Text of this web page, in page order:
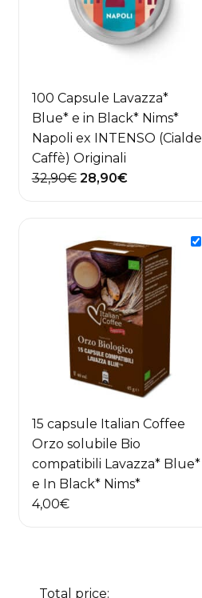
100 Capsule Lavazza*
Blue* e in Black* Nims*
Napoli ex INTENSO (Cialde
Caffè) Originali
32,90€ Il
era:
32,90€.
28,90€Il
28,90€.
15 capsule Italian Coffee
Orzo solubile Bio
compatibili Lavazza* Blue*
e In Black* Nims*
4,00€
Total price: